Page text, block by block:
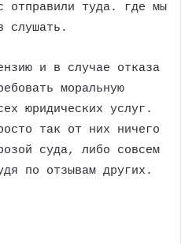
отправили туда. где мы
слушать.
и в случае отказа
моральную
юридических услуг.
так от них ничего
суда, либо совсем
по отзывам других.